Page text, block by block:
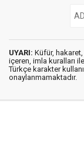
UYARI: Küfür,
içeren, imla kuralları
Türkçe karakter
onaylanmamaktadır.